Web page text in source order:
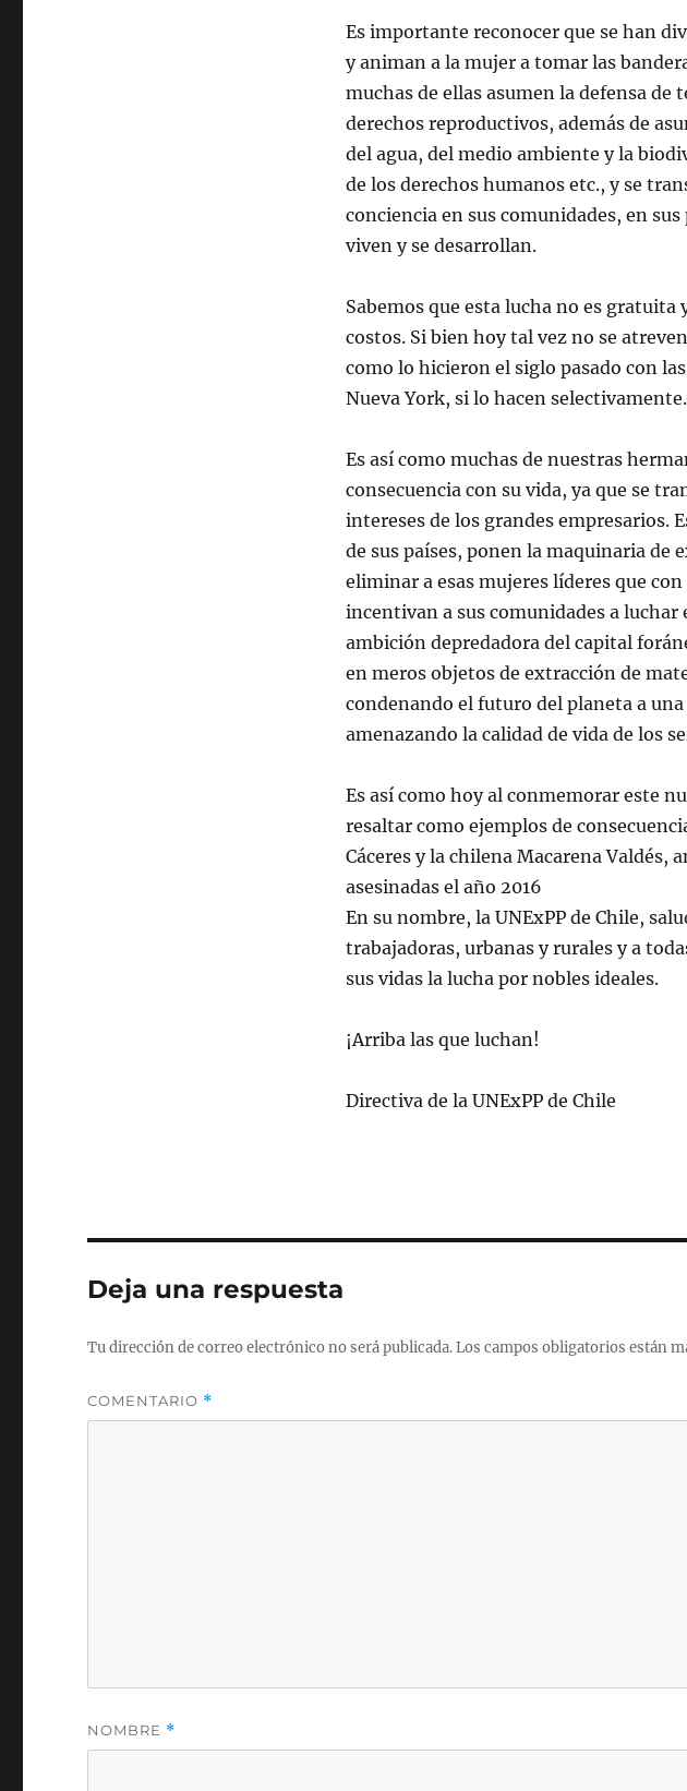
Es importante reconocer que se han
y animan a la mujer a tomar las
muchas de ellas asumen la defensa de
derechos reproductivos, además de
del agua, del medio ambiente y la
de los derechos humanos etc., y se
conciencia en sus comunidades, en
viven y se desarrollan.
Sabemos que esta lucha no es gratuita
costos. Si bien hoy tal vez no se
como lo hicieron el siglo pasado con
Nueva York, si lo hacen selectivamente.
Es así como muchas de nuestras
consecuencia con su vida, ya que se
intereses de los grandes empresarios.
de sus países, ponen la maquinaria de
eliminar a esas mujeres líderes que
incentivan a sus comunidades a luchar
ambición depredadora del capital
en meros objetos de extracción de
condenando el futuro del planeta a
amenazando la calidad de vida de los
Es así como hoy al conmemorar este
resaltar como ejemplos de
Cáceres y la chilena Macarena Valdés,
asesinadas el año 2016
En su nombre, la UNExPP de Chile,
trabajadoras, urbanas y rurales y a
sus vidas la lucha por nobles ideales.
¡Arriba las que luchan!
Directiva de la UNExPP de Chile
Deja una respuesta
Tu dirección de correo electrónico no será publicada.Los campos obligatorios están
COMENTARIO *
NOMBRE *